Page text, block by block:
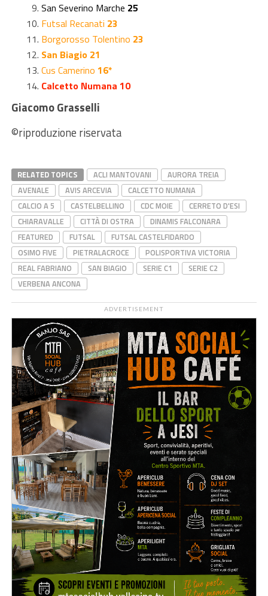
San Severino Marche 25
Futsal Recanati 23
Borgorosso Tolentino 23
San Biagio 21
Cus Camerino 16*
Calcetto Numana 10
Giacomo Grasselli
©riproduzione riservata
RELATED TOPICS ACLI MANTOVANI
AURORA TREIA
AVENALE
AVIS ARCEVIA
CALCETTO NUMANA
CALCIO A 5
CASTELBELLINO CDC MOIE
CERRETO D'ESI
CHIARAVALLE
CITTÀ DI OSTRA
DINAMIS FALCONARA
FEATURED
FUTSAL
FUTSAL CASTELFIDARDO
OSIMO FIVE
PIETRALACROCE
POLISPORTIVA VICTORIA
REAL FABRIANO
SAN BIAGIO SERIE C1
SERIE C2
VERBENA ANCONA
ADVERTISEMENT